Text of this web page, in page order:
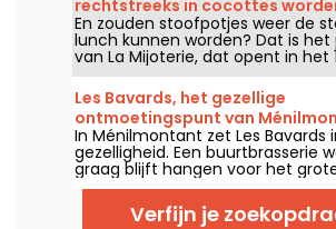
uitzonderlijke producten, een
zeer hoog niveau en een
een van onze beste
jaar.
rechtstreeks in cocottes
geserveerd in het 12e
En zouden stoofpotjes weer de
lunch kunnen worden? Dat is het
van La Mijoterie, dat opent in het
arrondissement van Parijs met
van lange kooktijden, bedacht
kok Augustin Garnier en
geserveerd in stoofpotjes.
Les Bavards, het gezellige
ontmoetingspunt van
In Ménilmontant zet Les Bavards
gezelligheid. Een buurtbrasserie
graag blijft hangen voor het
het aperitief, veel meer dan voor
bistrokeuken die toch erg klassiek
Verfijn je